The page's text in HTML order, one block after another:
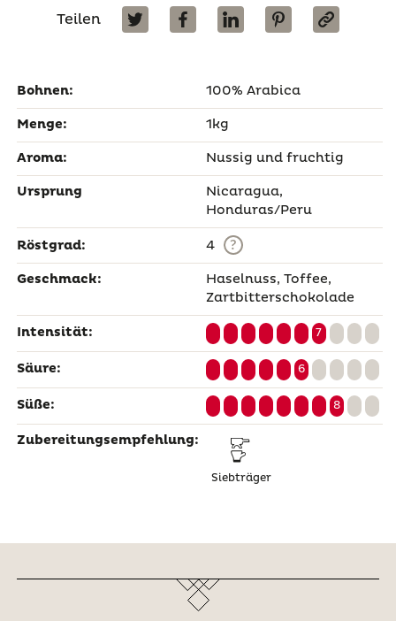
Teilen
Bohnen: 100% Arabica
Menge: 1kg
Aroma: Nussig und fruchtig
Ursprung
Nicaragua,
Honduras/Peru
Röstgrad: 4 ?
Geschmack:
Haselnuss, Toffee,
Zartbitterschokolade
Intensität: 7
Säure: 6
Süße: 8
Zubereitungsempfehlung:
Siebträger